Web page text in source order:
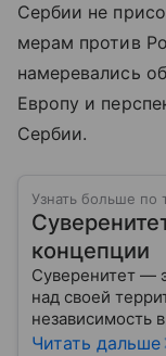
Сербии не
мерам против
намеревались
Европу и
Сербии.
Узнать больше по
концепции
Суверенитет —
над своей
независимость
внешней
Читать дальше